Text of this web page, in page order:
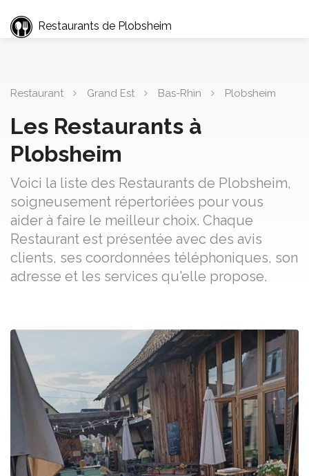
Restaurants de Plobsheim
Restaurant Grand Est Bas-Rhin Plobsheim
Les Restaurants à
Plobsheim
Voici la liste des Restaurants de Plobsheim,
soigneusement répertoriées pour vous
aider à faire le meilleur choix. Chaque
Restaurant est présentée avec des avis
clients, ses coordonnées téléphoniques, son
adresse et les services qu'elle propose.